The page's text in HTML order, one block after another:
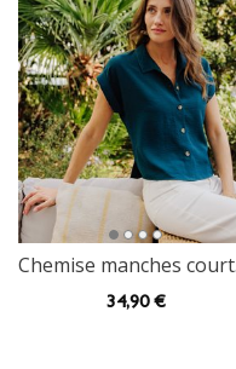
Chemise manches courtes Clo
34,90 €